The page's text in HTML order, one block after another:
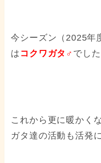
今シーズン（2025年
は コクワガタ♂ でした
これから更に暖かく
ガタ達の活動も活発